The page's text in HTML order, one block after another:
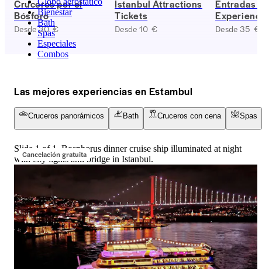
Bienestar
Bath
Spas
Especiales
Combos
Cruceros por el
Bósforo
Desde 30 €
Istanbul Attractions
Tickets
Desde 10 €
Entradas
Turco y
Desde 35 €
Las mejores experiencias en Estambul
Cruceros panorámicos Bath Cruceros con cena Spas
Cancelación gratuita
Slide 1 of 1, Bosphorus dinner cruise ship illuminated at night
with city lights and bridge in Istanbul.